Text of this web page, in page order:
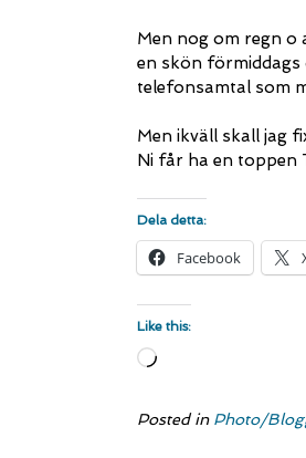
Men nog om regn o
en skön förmiddags
telefonsamtal som
Men ikväll skall jag
Ni får ha en toppen
Dela detta:
Facebook
Like this:
Loading…
Posted in Photo/